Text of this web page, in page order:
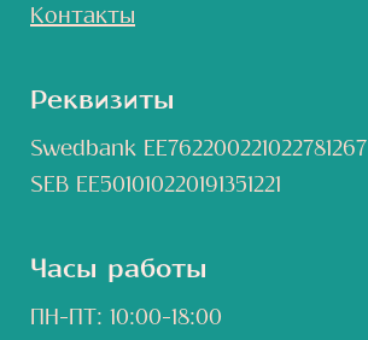
Контакты
Реквизиты
Swedbank EE762200221022781267
SEB EE501010220191351221
Часы работы
ПН-ПТ: 10:00-18:00